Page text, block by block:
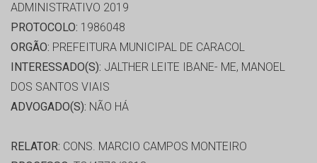
ADMINISTRATIVO 2019
PROTOCOLO: 1986048
ORGÃO: PREFEITURA MUNICIPAL DE CARACOL
INTERESSADO(S): JALTHER LEITE IBANE- ME, MANOEL
DOS SANTOS VIAIS
ADVOGADO(S): NÃO HÁ
RELATOR: CONS. MARCIO CAMPOS MONTEIRO